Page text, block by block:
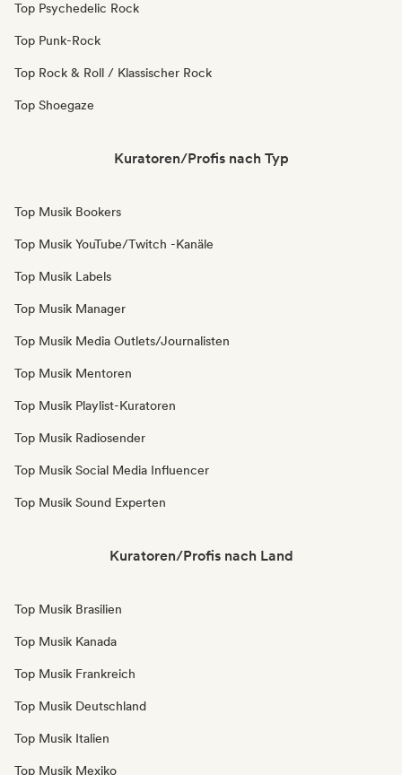
Top Psychedelic Rock
Top Punk-Rock
Top Rock & Roll / Klassischer Rock
Top Shoegaze
Kuratoren/Profis nach Typ
Top Musik Bookers
Top Musik YouTube/Twitch -Kanäle
Top Musik Labels
Top Musik Manager
Top Musik Media Outlets/Journalisten
Top Musik Mentoren
Top Musik Playlist-Kuratoren
Top Musik Radiosender
Top Musik Social Media Influencer
Top Musik Sound Experten
Kuratoren/Profis nach Land
Top Musik Brasilien
Top Musik Kanada
Top Musik Frankreich
Top Musik Deutschland
Top Musik Italien
Top Musik Mexiko